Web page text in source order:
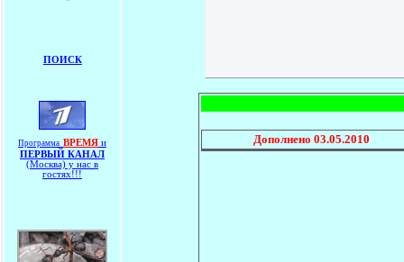
ПОИСК
Программа ВРЕМЯ и
ПЕРВЫЙ КАНАЛ
(Москва) у нас в
гостях!!!
Дополнено03.05.2010